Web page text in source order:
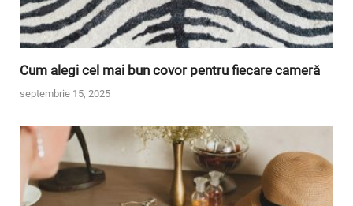
Cum alegi cel mai bun covor pentru fiecare cameră
septembrie 15, 2025